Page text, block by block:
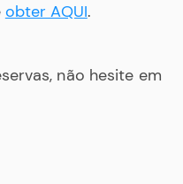
obter AQUI.
não hesite em